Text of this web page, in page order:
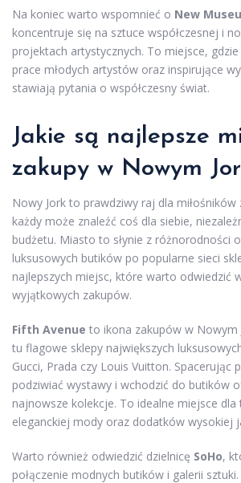
Na koniec warto wspomnieć o New
koncentruje się na sztuce współczesnej i
projektach artystycznych. To miejsce,
prace młodych artystów oraz inspirujące
stawiają pytania o współczesny świat.
Jakie są najlepsze
zakupy w Nowym
Nowy Jork to prawdziwy raj dla miłośników
każdy może znaleźć coś dla siebie,
budżetu. Miasto to słynie z różnorodności
luksusowych butików po popularne sieci
najlepszych miejsc, które warto odwiedzić
wyjątkowych zakupów.
Fifth Avenue to ikona zakupów w Nowym
tu flagowe sklepy największych
Gucci, Prada czy Louis Vuitton. Spacerując
podziwiać wystawy i wchodzić do butików
najnowsze kolekcje. To idealne miejsce
eleganckiej mody oraz dodatków wysokiej
Warto również odwiedzić dzielnicę SoHo,
połączenie modnych butików i galerii